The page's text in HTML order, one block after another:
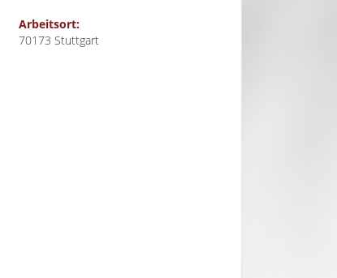
Arbeitsort:
70173 Stuttgart